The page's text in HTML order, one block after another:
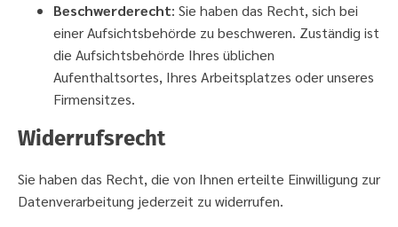
Beschwerderecht: Sie haben das Recht, sich bei
einer Aufsichtsbehörde zu beschweren. Zuständig ist
die Aufsichtsbehörde Ihres üblichen
Aufenthaltsortes, Ihres Arbeitsplatzes oder unseres
Firmensitzes.
Widerrufsrecht
Sie haben das Recht, die von Ihnen erteilte Einwilligung zur
Datenverarbeitung jederzeit zu widerrufen.